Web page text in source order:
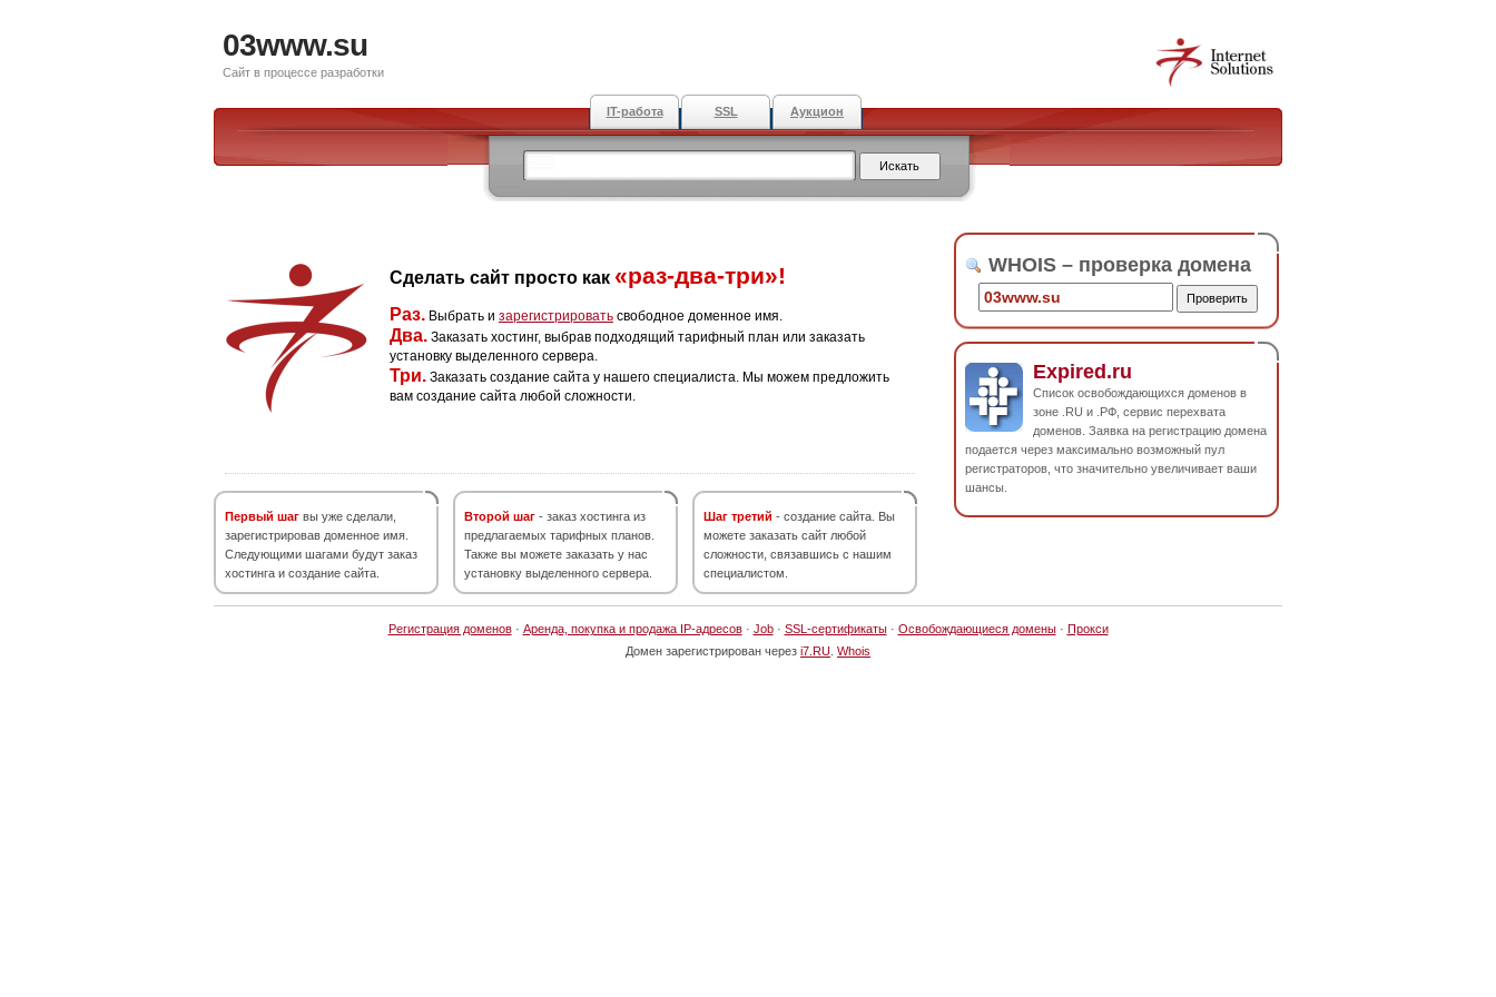
03www.su
Сайт в процессе разработки
IT-работа SSL Аукцион
Сделать сайт просто как «раз-два-три»!
Раз. Выбрать и зарегистрировать свободное доменное имя.
Два. Заказать хостинг, выбрав подходящий тарифный план или заказать
установку выделенного сервера.
Три. Заказать создание сайта у нашего специалиста. Мы можем предложить
вам создание сайта любой сложности.
Первый шаг вы уже сделали,
зарегистрировав доменное имя.
Следующими шагами будут заказ
хостинга и создание сайта.
Второй шаг - заказ хостинга из
предлагаемых тарифных планов.
Также вы можете заказать у нас
установку выделенного сервера.
Шаг третий - создание сайта. Вы
можете заказать сайт любой
сложности, связавшись с нашим
специалистом.
WHOIS – проверка домена
Expired.ru
Список освобождающихся доменов в
зоне .RU и .РФ, сервис перехвата
доменов. Заявка на регистрацию домена
подается через максимально возможный пул
регистраторов, что значительно увеличивает ваши
шансы.
Регистрация доменов· Аренда, покупка и продажа IP-адресов· Job· SSL-сертификаты· Освобождающиеся домены· Прокси
Домен зарегистрирован через i7.RU Whois